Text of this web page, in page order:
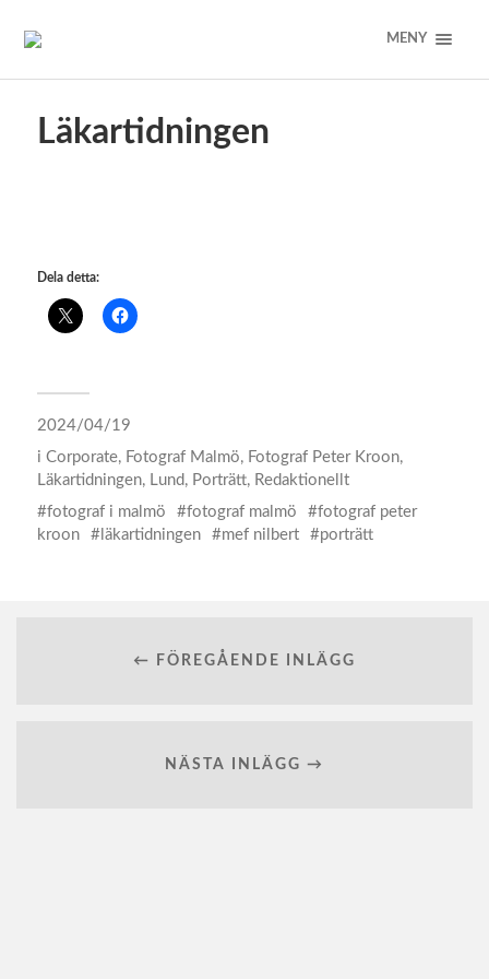
MENY
Läkartidningen
Dela detta:
2024/04/19
i Corporate, Fotograf Malmö, Fotograf Peter Kroon,
Läkartidningen, Lund, Porträtt, Redaktionellt
fotograf i malmö
fotograf malmö
fotograf peter
kroon
läkartidningen mef nilbert porträtt
← FÖREGÅENDE INLÄGG
NÄSTA INLÄGG →